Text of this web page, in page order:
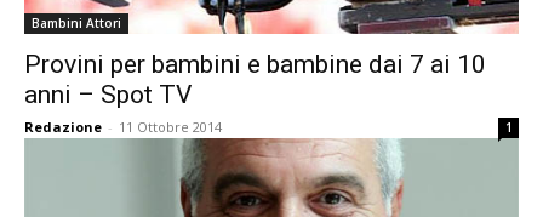
Bambini Attori
Provini per bambini e bambine dai 7 ai 10
anni – Spot TV
Redazione - 11 Ottobre 2014 1